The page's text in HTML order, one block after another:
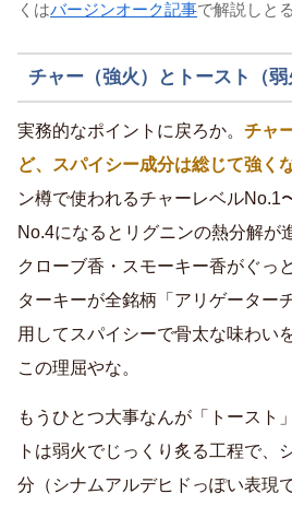
くはバージンオーク記事で解説しとる
チャー（強火）とトースト（
実務的なポイントに戻ろか。 チャ
ど、スパイシー成分は総じて強く
ン樽で使われるチャーレベルNo.1
No.4になるとリグニンの熱分解が
クローブ香・スモーキー香がぐっ
ターキーが全銘柄「アリゲーター
用してスパイシーで骨太な味わい
この理屈やな。
もうひとつ大事なんが「トースト
トは弱火でじっくり炙る工程で、
分（シナムアルデヒドっぽい表現